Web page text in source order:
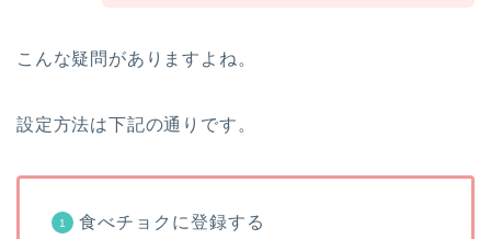
こんな疑問がありますよね。
設定方法は下記の通りです。
食べチョクに登録する